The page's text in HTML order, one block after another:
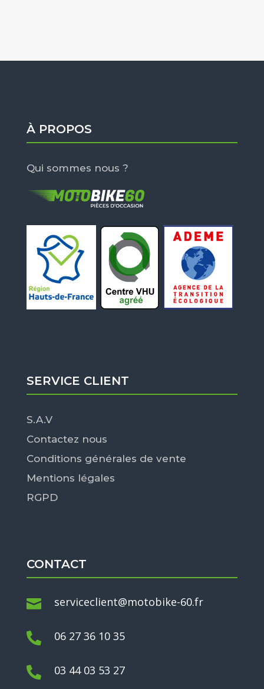
À PROPOS
Qui sommes nous ?
SERVICE CLIENT
S.A.V
Contactez nous
Conditions générales de vente
Mentions légales
RGPD
CONTACT
 serviceclient@motobike-60.fr
 06 27 36 10 35
 03 44 03 53 27